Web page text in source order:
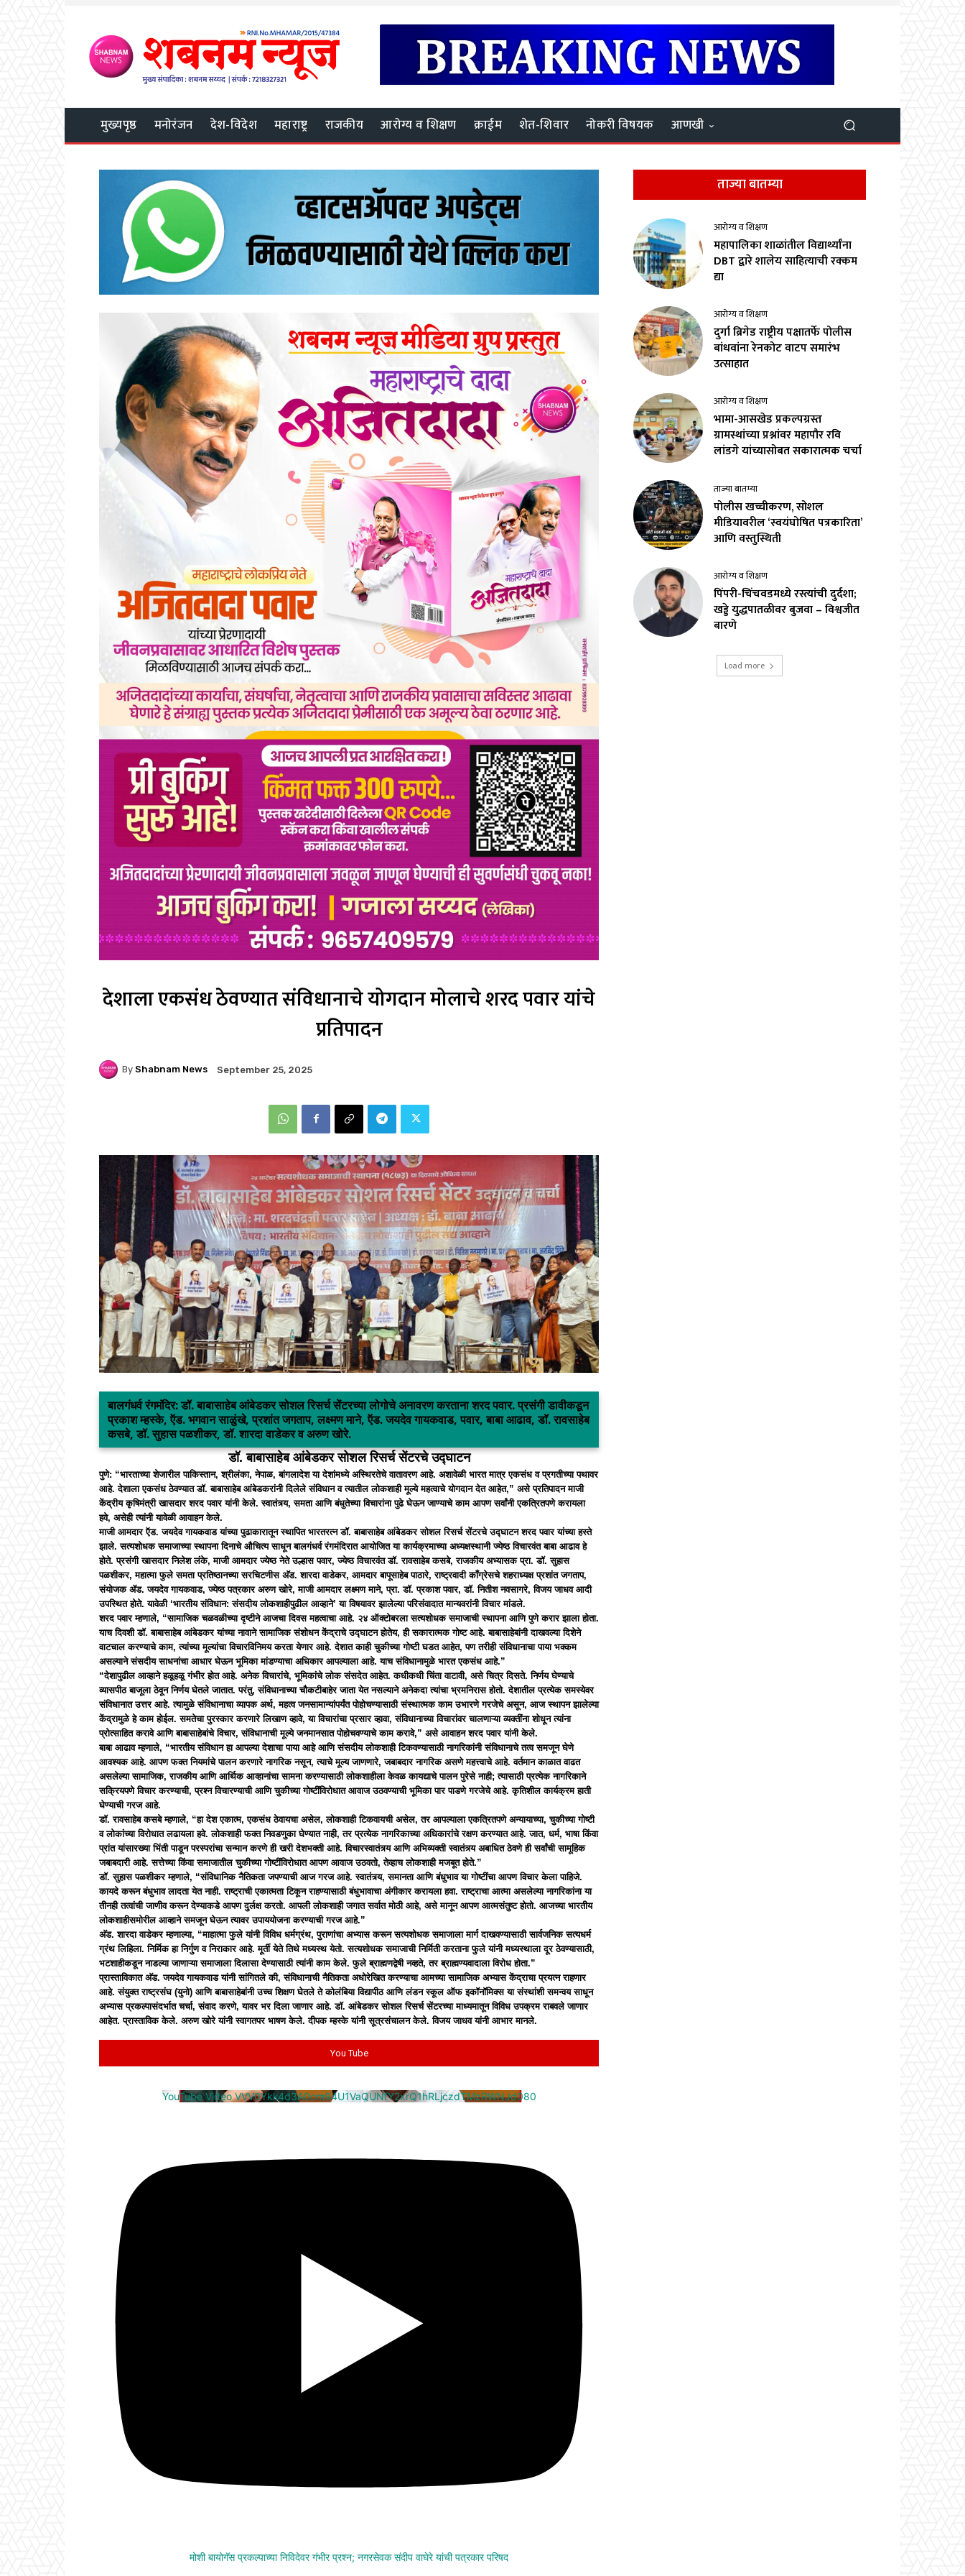
मुख्यपृष्ठ मनोरंजन देश-विदेश महाराष्ट्र राजकीय आरोग्य व शिक्षण क्राईम शेत-शिवार नोकरी विषयक आणखी
देशाला एकसंध ठेवण्यात संविधानाचे योगदान मोलाचे शरद पवार यांचे
प्रतिपादन
By Shabnam News September 25, 2025
बालगंधर्व रंगमंदिर: डॉ. बाबासाहेब आंबेडकर सोशल रिसर्च सेंटरच्या लोगोचे अनावरण करताना शरद पवार. प्रसंगी डावीकडून
प्रकाश म्हस्के, ऍड. भगवान साळुंखे, प्रशांत जगताप, लक्ष्मण माने, ऍड. जयदेव गायकवाड, पवार, बाबा आढाव, डॉ. रावसाहेब
कसबे, डॉ. सुहास पळशीकर, डॉ. शारदा वाडेकर व अरुण खोरे.
डॉ. बाबासाहेब आंबेडकर सोशल रिसर्च सेंटरचे उद्घाटन
पुणे: “भारताच्या शेजारील पाकिस्तान, श्रीलंका, नेपाळ, बांगलादेश या देशांमध्ये अस्थिरतेचे वातावरण आहे. अशावेळी भारत मात्र एकसंध व प्रगतीच्या पथावर
आहे. देशाला एकसंध ठेवण्यात डॉ. बाबासाहेब आंबेडकरांनी दिलेले संविधान व त्यातील लोकशाही मूल्ये महत्वाचे योगदान देत आहेत,” असे प्रतिपादन माजी
केंद्रीय कृषिमंत्री खासदार शरद पवार यांनी केले. स्वातंत्र्य, समता आणि बंधुतेच्या विचारांना पुढे घेऊन जाण्याचे काम आपण सर्वांनी एकत्रितपणे करायला
हवे, असेही त्यांनी यावेळी आवाहन केले.
माजी आमदार ऍड. जयदेव गायकवाड यांच्या पुढाकारातून स्थापित भारतरत्न डॉ. बाबासाहेब आंबेडकर सोशल रिसर्च सेंटरचे उद्घाटन शरद पवार यांच्या हस्ते
झाले. सत्यशोधक समाजाच्या स्थापना दिनाचे औचित्य साधून बालगंधर्व रंगमंदिरात आयोजित या कार्यक्रमाच्या अध्यक्षस्थानी ज्येष्ठ विचारवंत बाबा आढाव हे
होते. प्रसंगी खासदार निलेश लंके, माजी आमदार ज्येष्ठ नेते उल्हास पवार, ज्येष्ठ विचारवंत डॉ. रावसाहेब कसबे, राजकीय अभ्यासक प्रा. डॉ. सुहास
पळशीकर, महात्मा फुले समता प्रतिष्ठानच्या सरचिटणीस अ‍ॅड. शारदा वाडेकर, आमदार बापूसाहेब पाठारे, राष्ट्रवादी काँग्रेसचे शहराध्यक्ष प्रशांत जगताप,
संयोजक ॲड. जयदेव गायकवाड, ज्येष्ठ पत्रकार अरुण खोरे, माजी आमदार लक्ष्मण माने, प्रा. डॉ. प्रकाश पवार, डॉ. नितीश नवसागरे, विजय जाधव आदी
उपस्थित होते. यावेळी ‘भारतीय संविधान: संसदीय लोकशाहीपुढील आव्हाने’ या विषयावर झालेल्या परिसंवादात मान्यवरांनी विचार मांडले.
शरद पवार म्हणाले, “सामाजिक चळवळीच्या दृष्टीने आजचा दिवस महत्वाचा आहे. २४ ऑक्टोबरला सत्यशोधक समाजाची स्थापना आणि पुणे करार झाला होता.
याच दिवशी डॉ. बाबासाहेब आंबेडकर यांच्या नावाने सामाजिक संशोधन केंद्राचे उद्घाटन होतेय, ही सकारात्मक गोष्ट आहे. बाबासाहेबांनी दाखवल्या दिशेने
वाटचाल करण्याचे काम, त्यांच्या मूल्यांचा विचारविनिमय करता येणार आहे. देशात काही चुकीच्या गोष्टी घडत आहेत, पण तरीही संविधानाचा पाया भक्कम
असल्याने संसदीय साधनांचा आधार घेऊन भूमिका मांडण्याचा अधिकार आपल्याला आहे. याच संविधानामुळे भारत एकसंध आहे.”
“देशापुढील आव्हाने हळूहळू गंभीर होत आहे. अनेक विचारांचे, भूमिकांचे लोक संसदेत आहेत. कधीकधी चिंता वाटावी, असे चित्र दिसते. निर्णय घेण्याचे
व्यासपीठ बाजूला ठेवून निर्णय घेतले जातात. परंतु, संविधानाच्या चौकटीबाहेर जाता येत नसल्याने अनेकदा त्यांचा भ्रमनिरास होतो. देशातील प्रत्येक समस्येवर
संविधानात उत्तर आहे. त्यामुळे संविधानाचा व्यापक अर्थ, महत्व जनसामान्यांपर्यंत पोहोचण्यासाठी संस्थात्मक काम उभारणे गरजेचे असून, आज स्थापन झालेल्या
केंद्रामुळे हे काम होईल. समतेचा पुरस्कार करणारे लिखाण व्हावे, या विचारांचा प्रसार व्हावा, संविधानाच्या विचारांवर चालणाऱ्या व्यक्तींना शोधून त्यांना
प्रोत्साहित करावे आणि बाबासाहेबांचे विचार, संविधानाची मूल्ये जनमानसात पोहोचवण्याचे काम करावे,” असे आवाहन शरद पवार यांनी केले.
बाबा आढाव म्हणाले, “भारतीय संविधान हा आपल्या देशाचा पाया आहे आणि संसदीय लोकशाही टिकवण्यासाठी नागरिकांनी संविधानाचे तत्व समजून घेणे
आवश्यक आहे. आपण फक्त नियमांचे पालन करणारे नागरिक नसून, त्याचे मूल्य जाणणारे, जबाबदार नागरिक असणे महत्त्वाचे आहे. वर्तमान काळात वाढत
असलेल्या सामाजिक, राजकीय आणि आर्थिक आव्हानांचा सामना करण्यासाठी लोकशाहीला केवळ कायद्याचे पालन पुरेसे नाही; त्यासाठी प्रत्येक नागरिकाने
सक्रियपणे विचार करण्याची, प्रश्न विचारण्याची आणि चुकीच्या गोष्टींविरोधात आवाज उठवण्याची भूमिका पार पाडणे गरजेचे आहे. कृतिशील कार्यक्रम हाती
घेण्याची गरज आहे.
डॉ. रावसाहेब कसबे म्हणाले, “हा देश एकात्म, एकसंध ठेवायचा असेल, लोकशाही टिकवायची असेल, तर आपल्याला एकत्रितपणे अन्यायाच्या, चुकीच्या गोष्टी
व लोकांच्या विरोधात लढायला हवे. लोकशाही फक्त निवडणुका घेण्यात नाही, तर प्रत्येक नागरिकाच्या अधिकारांचे रक्षण करण्यात आहे. जात, धर्म, भाषा किंवा
प्रांत यांसारख्या भिंती पाडून परस्परांचा सन्मान करणे ही खरी देशभक्ती आहे. विचारस्वातंत्र्य आणि अभिव्यक्ती स्वातंत्र्य अबाधित ठेवणे ही सर्वांची सामूहिक
जबाबदारी आहे. सत्तेच्या किंवा समाजातील चुकीच्या गोष्टींविरोधात आपण आवाज उठवतो, तेव्हाच लोकशाही मजबूत होते.”
डॉ. सुहास पळशीकर म्हणाले, “संविधानिक नैतिकता जपण्याची आज गरज आहे. स्वातंत्र्य, समानता आणि बंधुभाव या गोष्टींचा आपण विचार केला पाहिजे.
कायदे करून बंधुभाव लादता येत नाही. राष्ट्राची एकात्मता टिकून राहण्यासाठी बंधुभावाचा अंगीकार करायला हवा. राष्ट्राचा आत्मा असलेल्या नागरिकांना या
तीनही तत्वांची जाणीव करून देण्याकडे आपण दुर्लक्ष करतो. आपली लोकशाही जगात सर्वात मोठी आहे, असे मानून आपण आत्मसंतुष्ट होतो. आजच्या भारतीय
लोकशाहीसमोरील आव्हाने समजून घेऊन त्यावर उपाययोजना करण्याची गरज आहे.”
अ‍ॅड. शारदा वाडेकर म्हणाल्या, “माहात्मा फुले यांनी विविध धर्मग्रंथ, पुराणांचा अभ्यास करून सत्यशोधक समाजाला मार्ग दाखवण्यासाठी सार्वजनिक सत्यधर्म
ग्रंथ लिहिला. निर्मिक हा निर्गुण व निराकार आहे. मूर्ती येते तिथे मध्यस्थ येतो. सत्यशोधक समाजाची निर्मिती करताना फुले यांनी मध्यस्थाला दूर ठेवण्यासाठी,
भटशाहीकडून नाडल्या जाणाऱ्या समाजाला दिलासा देण्यासाठी त्यांनी काम केले. फुले ब्राह्मणद्वेषी नव्हते, तर ब्राह्मण्यवादाला विरोध होता.”
प्रास्ताविकात अ‍ॅड. जयदेव गायकवाड यांनी सांगितले की, संविधानाची नैतिकता अधोरेखित करण्याचा आमच्या सामाजिक अभ्यास केंद्राचा प्रयत्न राहणार
आहे. संयुक्त राष्ट्रसंघ (युनो) आणि बाबासाहेबांनी उच्च शिक्षण घेतले ते कोलंबिया विद्यापीठ आणि लंडन स्कूल ऑफ इकॉनॉमिक्स या संस्थांशी समन्वय साधून
अभ्यास प्रकल्पासंदर्भात चर्चा, संवाद करणे, यावर भर दिला जाणार आहे. डॉ. आंबेडकर सोशल रिसर्च सेंटरच्या माध्यमातून विविध उपक्रम राबवले जाणार
आहेत. प्रास्ताविक केले. अरुण खोरे यांनी स्वागतपर भाषण केले. दीपक म्हस्के यांनी सूत्रसंचालन केले. विजय जाधव यांनी आभार मानले.
You Tube
YouTube Video VVV0Ykk4d3A0cm94U1VaQUNfY2xrQ1hRLjczdTMzRWNJd080
मोशी बायोगॅस प्रकल्पाच्या निविदेवर गंभीर प्रश्न; नगरसेवक संदीप वाघेरे यांची पत्रकार परिषद
ताज्या बातम्या
आरोग्य व शिक्षण
महापालिका शाळांतील विद्यार्थ्यांना
DBT द्वारे शालेय साहित्याची रक्कम
द्या
आरोग्य व शिक्षण
दुर्गा ब्रिगेड राष्ट्रीय पक्षातर्फे पोलीस
बांधवांना रेनकोट वाटप समारंभ
उत्साहात
आरोग्य व शिक्षण
भामा-आसखेड प्रकल्पग्रस्त
ग्रामस्थांच्या प्रश्नांवर महापौर रवि
लांडगे यांच्यासोबत सकारात्मक चर्चा
ताज्या बातम्या
पोलीस खच्चीकरण, सोशल
मीडियावरील ‘स्वयंघोषित पत्रकारिता’
आणि वस्तुस्थिती
आरोग्य व शिक्षण
पिंपरी-चिंचवडमध्ये रस्त्यांची दुर्दशा;
खड्डे युद्धपातळीवर बुजवा – विश्वजीत
बारणे
Load more